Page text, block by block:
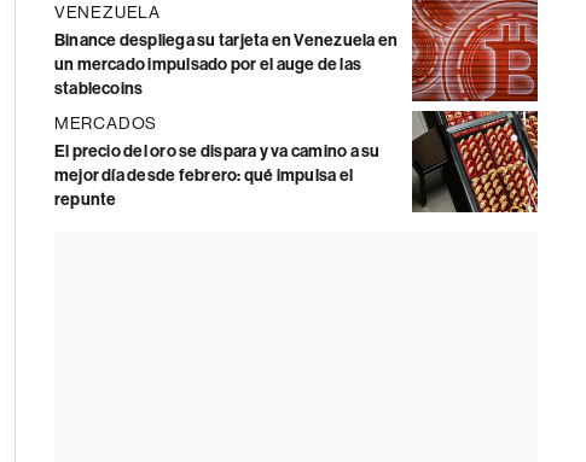
VENEZUELA
Binance despliega su tarjeta en Venezuela en
un mercado impulsado por el auge de las
stablecoins
MERCADOS
El precio del oro se dispara y va camino a su
mejor día desde febrero: qué impulsa el
repunte